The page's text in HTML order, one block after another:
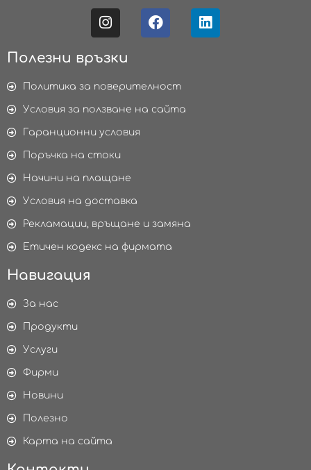
Полезни връзки
Политика за поверителност
Условия за ползване на сайта
Гаранционни условия
Поръчка на стоки
Начини на плащане
Условия на доставка
Рекламации, връщане и замяна
Етичен кодекс на фирмата
Навигация
За нас
Продукти
Услуги
Фирми
Новини
Полезно
Карта на сайта